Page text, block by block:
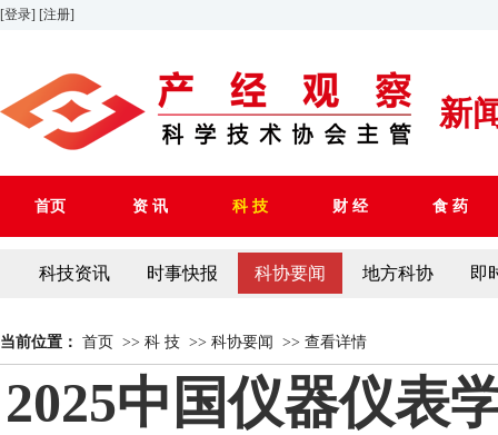
[登录] [注册]
新
首页 资 讯 科 技 财 经 食 药
科技资讯 时事快报 科协要闻 地方科协 即
当前位置： 首页 >> 科 技 >> 科协要闻 >> 查看详情
2025中国仪器仪表